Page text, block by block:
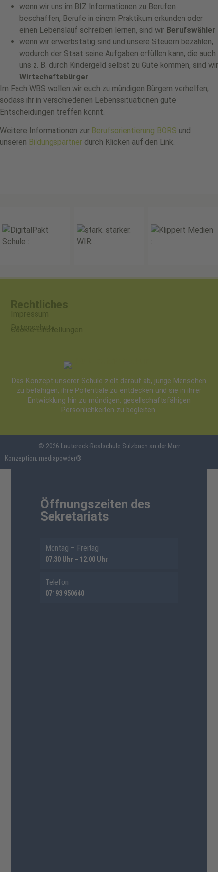
wenn wir uns im BIZ Informationen zu Berufen
beschaffen, Berufe in einem Praktikum erkunden oder
einen Lebenslauf schreiben lernen, sind wir Berufswähler
wenn wir erwerbstätig sind und unsere Steuern bezahlen,
wodurch der Staat seine Aufgaben erfüllen kann, die auch
uns z. B. durch Kindergeld selbst zu Gute kommen, sind wir
Wirtschaftsbürger
Im Fach WBS wollen wir euch zu mündigen Bürgern verhelfen,
sodass ihr in verschiedenen Lebenssituationen gute
Entscheidungen treffen könnt.
Weitere Informationen zur Berufsorientierung BORS und
unseren Bildungspartner durch Klicken auf den Link.
Das Konzept unserer Schule zielt darauf ab, junge Menschen
zu befähigen, ihre Potentiale zu entdecken und sie in ihrer
Entwicklung hin zu mündigen, gesellschaftsfähigen
Persönlichkeiten zu begleiten.
Rechtliches
Impressum
Datenschutz
Cookie-Einstellungen
© 2026 Lautereck-Realschule Sulzbach an der Murr
Konzeption: mediapowder®
Öffnungszeiten des
Sekretariats
Montag – Freitag
07.30 Uhr – 12.00 Uhr
Telefon
07193 950640